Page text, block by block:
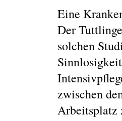
Eine
Der
solchen
zwischen
Arbeitsplatz